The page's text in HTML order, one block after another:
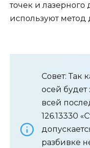
точек и лазерного
используют метод
Совет: Так
осей будет
всей
126.13330
разбивке